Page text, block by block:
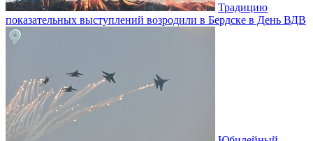
Традицию
показательных выступлений возродили в Бердске в День ВДВ